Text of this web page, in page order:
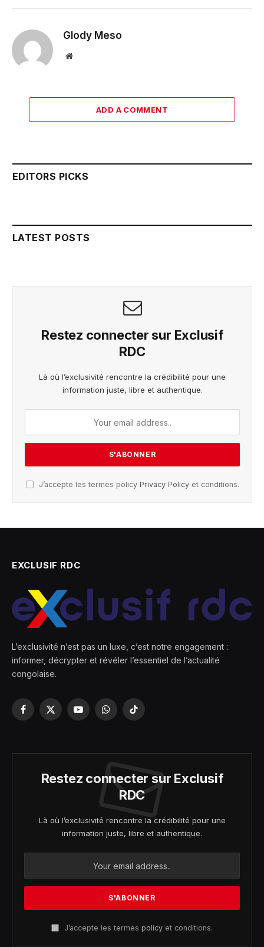
Glody Meso
Website
ADD A COMMENT
EDITORS PICKS
LATEST POSTS
Restez connecter sur Exclusif
RDC
Là où l’exclusivité rencontre la crédibilité pour une
information juste, libre et authentique.
J’accepte les termes policy Privacy Policyet conditions.
EXCLUSIF RDC
L’exclusivité n’est pas un luxe, c’est notre engagement :
informer, décrypter et révéler l’essentiel de l’actualité
congolaise.
Facebook
X
YouTubeWhatsAppTikTok
Restez connecter sur Exclusif
RDC
Là où l’exclusivité rencontre la crédibilité pour une
information juste, libre et authentique.
J’accepte les termes policy et conditions.